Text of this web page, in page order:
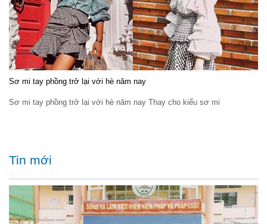
Sơ mi tay phồng trở lại với hè năm nay
Sơ mi tay phồng trở lại với hè năm nay Thay cho kiểu sơ mi
Tin mới